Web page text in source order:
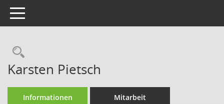
Toggle navigation
Rechercheauswahl
Karsten Pietsch
Informationen Mitarbeit